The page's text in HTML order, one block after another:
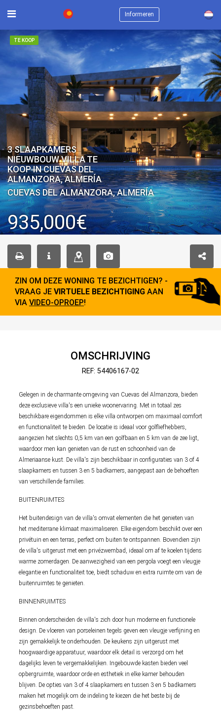
Informeren ×
TE KOOP
3 SLAAPKAMERS
NIEUWBOUW VILLA TE
KOOP IN CUEVAS DEL
ALMANZORA, ALMERÍA
CUEVAS DEL ALMANZORA, ALMERÍA
935,000€
ZIN OM DEZE WONING TE BEZICHTIGEN? -
VRAAG JE VIRTUELE BEZICHTIGING AAN
VIA VIDEO-OPROEP!
OMSCHRIJVING
REF: 54406167-02
Gelegen in de charmante omgeving van Cuevas del Almanzora, bieden
deze exclusieve villa's een unieke woonervaring. Met in totaal zes
beschikbare eigendommen is elke villa ontworpen om maximaal comfort
en functionaliteit te bieden. De locatie is ideaal voor golfliefhebbers,
aangezien het slechts 0,5 km van een golfbaan en 5 km van de zee ligt,
waardoor men kan genieten van de rust en schoonheid van de
Almeriaanse kust. De villa's zijn beschikbaar in configuraties van 3 of 4
slaapkamers en tussen 3 en 5 badkamers, aangepast aan de behoeften
van verschillende families.
BUITENRUIMTES
Het buitendesign van de villa's omvat elementen die het genieten van
het mediterrane klimaat maximaliseren. Elke eigendom beschikt over een
privétuin en een terras, perfect om buiten te ontspannen. Bovendien zijn
de villa's uitgerust met een privézwembad, ideaal om af te koelen tijdens
warme zomerdagen. De aanwezigheid van een pergola voegt een vleugje
elegantie en functionaliteit toe, biedt schaduw en extra ruimte om van de
buitenruimtes te genieten.
BINNENRUIMTES
Binnen onderscheiden de villa's zich door hun moderne en functionele
design. De vloeren van porseleinen tegels geven een vleugje verfijning en
zijn gemakkelijk te onderhouden. De keukens zijn uitgerust met
hoogwaardige apparatuur, waardoor elk detail is verzorgd om het
dagelijks leven te vergemakkelijken. Ingebouwde kasten bieden veel
opbergruimte, waardoor orde en esthetiek in elke kamer behouden
blijven. De opties van 3 of 4 slaapkamers en tussen 3 en 5 badkamers
maken het mogelijk om de indeling te kiezen die het beste bij de
gezinsbehoeften past.